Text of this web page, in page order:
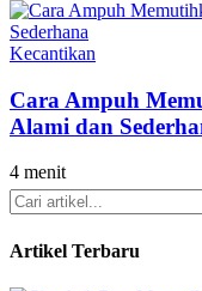
Kecantikan
Cara Ampuh
Alami dan
4 menit
Cari
Artikel Terbaru